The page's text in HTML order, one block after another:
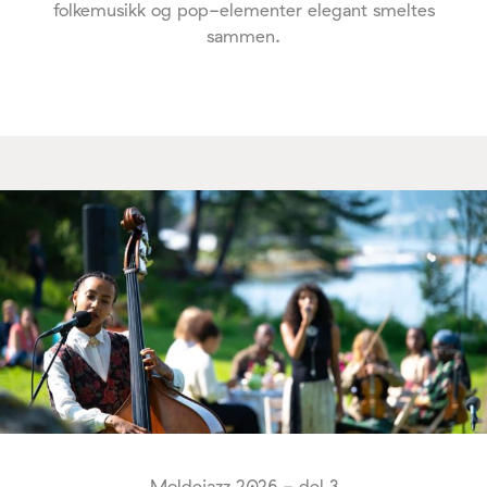
folkemusikk og pop-elementer elegant smeltes
sammen.